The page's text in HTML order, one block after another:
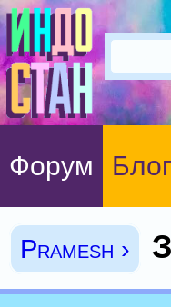
Форум Блог
Pramesh ›